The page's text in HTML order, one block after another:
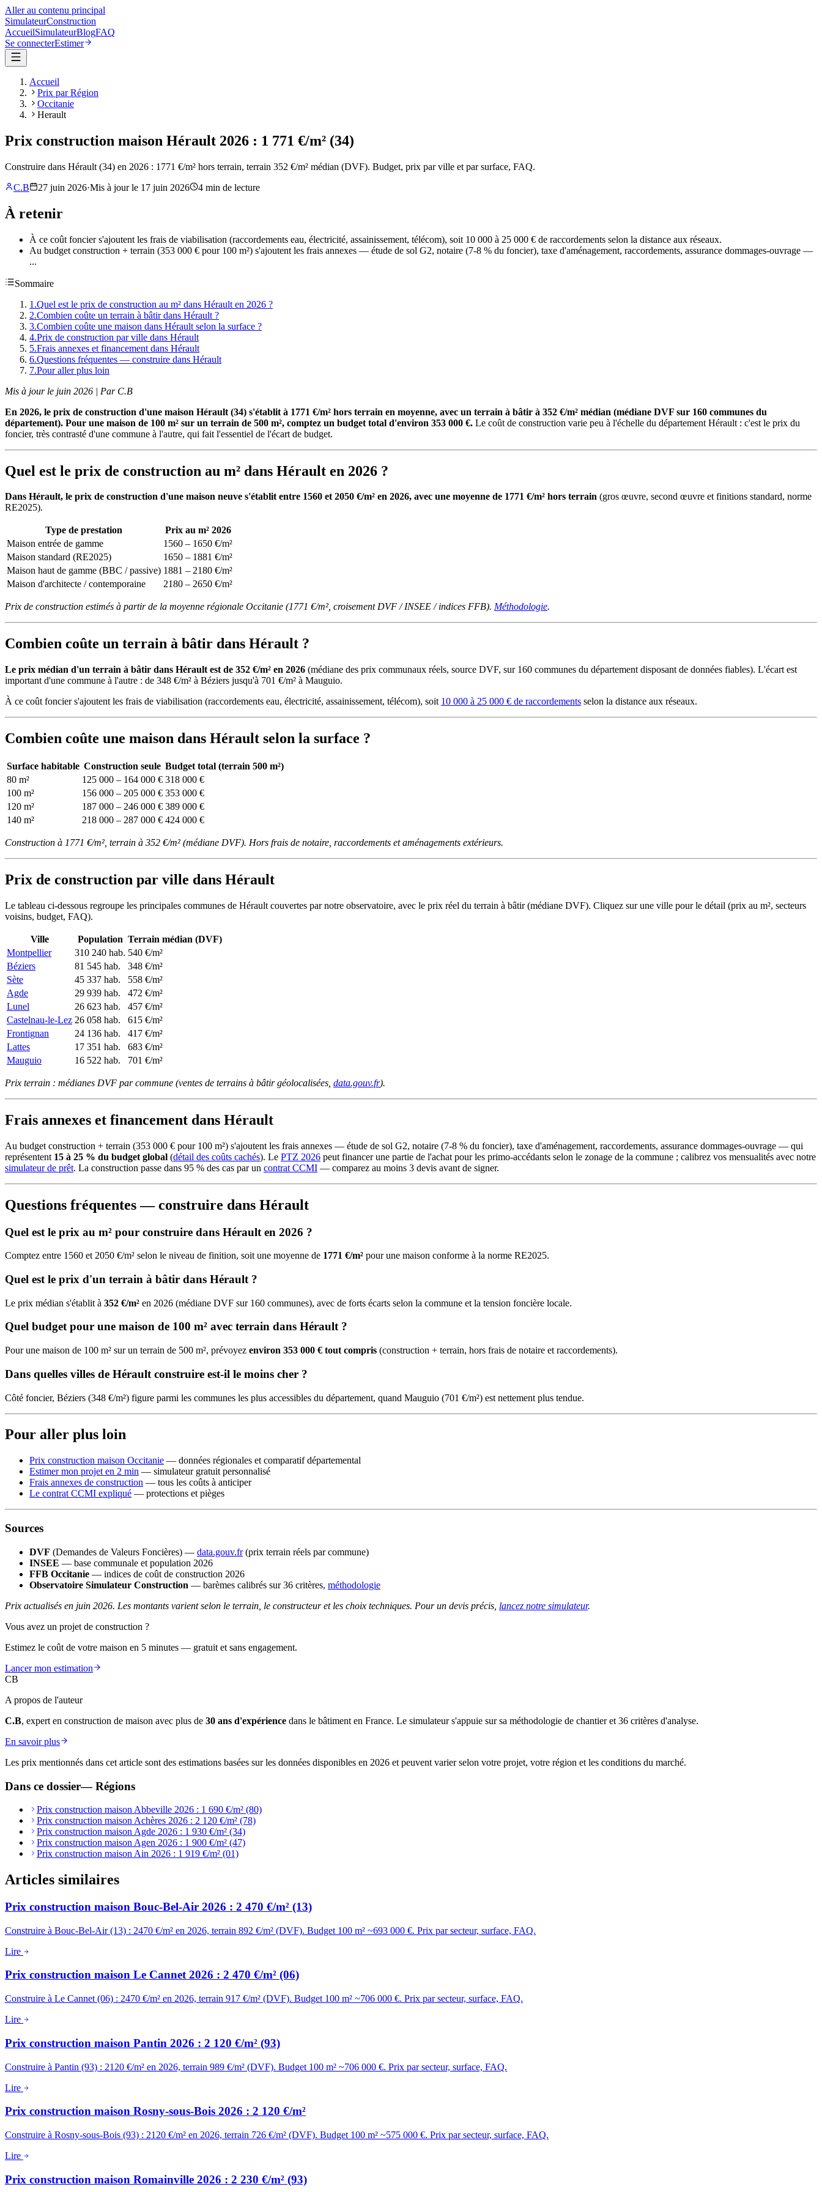
Aller au contenu principal
SimulateurConstruction
AccueilSimulateurBlogFAQ
Se connecterEstimer
Accueil
Prix par Région
Occitanie
Herault
Prix construction maison Hérault 2026 : 1 771 €/m² (34)
Construire dans Hérault (34) en 2026 : 1771 €/m² hors terrain, terrain 352 €/m² médian (DVF). Budget, prix par ville et par surface, FAQ.
C.B
27 juin 2026·Mis à jour le 17 juin 2026 4 min de lecture
À retenir
À ce coût foncier s'ajoutent les frais de viabilisation (raccordements eau, électricité, assainissement, télécom), soit 10 000 à 25 000 € de raccordements selon la distance aux réseaux.
Au budget construction + terrain (353 000 € pour 100 m²) s'ajoutent les frais annexes — étude de sol G2, notaire (7-8 % du foncier), taxe d'aménagement, raccordements, assurance dommages-ouvrage —
...
Sommaire
1 .Quel est le prix de construction au m² dans Hérault en 2026 ?
2.Combien coûte un terrain à bâtir dans Hérault ?
3.Combien coûte une maison dans Hérault selon la surface ?
4.Prix de construction par ville dans Hérault
5.Frais annexes et financement dans Hérault
6.Questions fréquentes — construire dans Hérault
7.Pour aller plus loin
Mis à jour le juin 2026 | Par C.B
En 2026, le prix de construction d'une maison Hérault (34) s'établit à 1771 €/m² hors terrain en moyenne, avec un terrain à bâtir à 352 €/m² médian (médiane DVF sur 160 communes du
département). Pour une maison de 100 m² sur un terrain de 500 m², comptez un budget total d'environ 353 000 €. Le coût de construction varie peu à l'échelle du département Hérault : c'est le prix du
foncier, très contrasté d'une commune à l'autre, qui fait l'essentiel de l'écart de budget.
Quel est le prix de construction au m² dans Hérault en 2026 ?
Dans Hérault, le prix de construction d'une maison neuve s'établit entre 1560 et 2050 €/m² en 2026, avec une moyenne de 1771 €/m² hors terrain (gros œuvre, second œuvre et finitions standard, norme
RE2025).
Type de prestation
Prix au m² 2026
Maison entrée de gamme
1560 – 1650 €/m²
Maison standard (RE2025)
1650 – 1881 €/m²
Maison haut de gamme (BBC / passive) 1881 – 2180 €/m²
Maison d'architecte / contemporaine
2180 – 2650 €/m²
Prix de construction estimés à partir de la moyenne régionale Occitanie (1771 €/m², croisement DVF / INSEE / indices FFB). Méthodologie.
Combien coûte un terrain à bâtir dans Hérault ?
Le prix médian d'un terrain à bâtir dans Hérault est de 352 €/m² en 2026 (médiane des prix communaux réels, source DVF, sur 160 communes du département disposant de données fiables). L'écart est
important d'une commune à l'autre : de 348 €/m² à Béziers jusqu'à 701 €/m² à Mauguio.
À ce coût foncier s'ajoutent les frais de viabilisation (raccordements eau, électricité, assainissement, télécom), soit 10 000 à 25 000 € de raccordements selon la distance aux réseaux.
Combien coûte une maison dans Hérault selon la surface ?
Surface habitable Construction seule Budget total (terrain 500 m²)
80 m²
125 000 – 164 000 € 318 000 €
100 m²
156 000 – 205 000 € 353 000 €
120 m²
187 000 – 246 000 € 389 000 €
140 m²
218 000 – 287 000 € 424 000 €
Construction à 1771 €/m², terrain à 352 €/m² (médiane DVF). Hors frais de notaire, raccordements et aménagements extérieurs.
Prix de construction par ville dans Hérault
Le tableau ci-dessous regroupe les principales communes de Hérault couvertes par notre observatoire, avec le prix réel du terrain à bâtir (médiane DVF). Cliquez sur une ville pour le détail (prix au m², secteurs
voisins, budget, FAQ).
Ville Population Terrain médian (DVF)
Montpellier
310 240 hab. 540 €/m²
Béziers
81 545 hab.
348 €/m²
Sète
45 337 hab.
558 €/m²
Agde
29 939 hab.
472 €/m²
Lunel
26 623 hab.
457 €/m²
Castelnau-le-Lez 26 058 hab.
615 €/m²
Frontignan
24 136 hab.
417 €/m²
Lattes
17 351 hab.
683 €/m²
Mauguio
16 522 hab. 701 €/m²
Prix terrain : médianes DVF par commune (ventes de terrains à bâtir géolocalisées, data.gouv.fr).
Frais annexes et financement dans Hérault
Au budget construction + terrain (353 000 € pour 100 m²) s'ajoutent les frais annexes — étude de sol G2, notaire (7-8 % du foncier), taxe d'aménagement, raccordements, assurance dommages-ouvrage — qui
représentent 15 à 25 % du budget global (détail des coûts cachés). Le PTZ 2026 peut financer une partie de l'achat pour les primo-accédants selon le zonage de la commune ; calibrez vos mensualités avec notre
simulateur de prêt. La construction passe dans 95 % des cas par un contrat CCMI — comparez au moins 3 devis avant de signer.
Questions fréquentes — construire dans Hérault
Quel est le prix au m² pour construire dans Hérault en 2026 ?
Comptez entre 1560 et 2050 €/m² selon le niveau de finition, soit une moyenne de 1771 €/m² pour une maison conforme à la norme RE2025.
Quel est le prix d'un terrain à bâtir dans Hérault ?
Le prix médian s'établit à 352 €/m² en 2026 (médiane DVF sur 160 communes), avec de forts écarts selon la commune et la tension foncière locale.
Quel budget pour une maison de 100 m² avec terrain dans Hérault ?
Pour une maison de 100 m² sur un terrain de 500 m², prévoyez environ 353 000 € tout compris (construction + terrain, hors frais de notaire et raccordements).
Dans quelles villes de Hérault construire est-il le moins cher ?
Côté foncier, Béziers (348 €/m²) figure parmi les communes les plus accessibles du département, quand Mauguio (701 €/m²) est nettement plus tendue.
Pour aller plus loin
Prix construction maison Occitanie — données régionales et comparatif départemental
Estimer mon projet en 2 min — simulateur gratuit personnalisé
Frais annexes de construction — tous les coûts à anticiper
Le contrat CCMI expliqué — protections et pièges
Sources
DVF (Demandes de Valeurs Foncières) — data.gouv.fr(prix terrain réels par commune)
INSEE — base communale et population 2026
FFB Occitanie — indices de coût de construction 2026
Observatoire Simulateur Construction — barèmes calibrés sur 36 critères, méthodologie
Prix actualisés en juin 2026. Les montants varient selon le terrain, le constructeur et les choix techniques. Pour un devis précis, lancez notre simulateur.
Vous avez un projet de construction ?
Estimez le coût de votre maison en 5 minutes — gratuit et sans engagement.
Lancer mon estimation
CB
A propos de l'auteur
C.B, expert en construction de maison avec plus de 30 ans d'expérience dans le bâtiment en France. Le simulateur s'appuie sur sa méthodologie de chantier et 36 critères d'analyse.
En savoir plus
Les prix mentionnés dans cet article sont des estimations basées sur les données disponibles en 2026 et peuvent varier selon votre projet, votre région et les conditions du marché.
Dans ce dossier—Régions
Prix construction maison Abbeville 2026 : 1 690 €/m² (80)
Prix construction maison Achères 2026 : 2 120 €/m² (78)
Prix construction maison Agde 2026 : 1 930 €/m² (34)
Prix construction maison Agen 2026 : 1 900 €/m² (47)
Prix construction maison Ain 2026 : 1 919 €/m² (01)
Articles similaires
Prix construction maison Bouc-Bel-Air 2026 : 2 470 €/m² (13)
Construire à Bouc-Bel-Air (13) : 2470 €/m² en 2026, terrain 892 €/m² (DVF). Budget 100 m² ~693 000 €. Prix par secteur, surface, FAQ.
Lire
Prix construction maison Le Cannet 2026 : 2 470 €/m² (06)
Construire à Le Cannet (06) : 2470 €/m² en 2026, terrain 917 €/m² (DVF). Budget 100 m² ~706 000 €. Prix par secteur, surface, FAQ.
Lire
Prix construction maison Pantin 2026 : 2 120 €/m² (93)
Construire à Pantin (93) : 2120 €/m² en 2026, terrain 989 €/m² (DVF). Budget 100 m² ~706 000 €. Prix par secteur, surface, FAQ.
Lire
Prix construction maison Rosny-sous-Bois 2026 : 2 120 €/m²
Construire à Rosny-sous-Bois (93) : 2120 €/m² en 2026, terrain 726 €/m² (DVF). Budget 100 m² ~575 000 €. Prix par secteur, surface, FAQ.
Lire
Prix construction maison Romainville 2026 : 2 230 €/m² (93)